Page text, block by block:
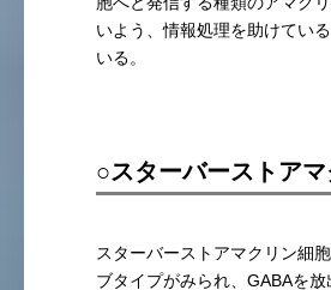
いよう、情報処理を助けてい
いる。
○スターバーストア
スターバーストアマクリン細
ブタイプがみられ、GABAを